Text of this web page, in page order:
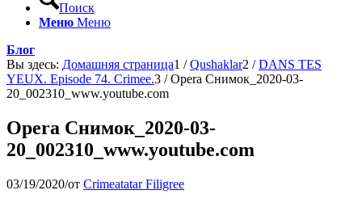
Поиск
Меню Меню
Блог
Вы здесь: Домашняя страница1 / Qushaklar2 / DANS TES
YEUX. Episode 74. Crimee.3 / Opera Снимок_2020-03-
20_002310_www.youtube.com
Opera Снимок_2020-03-
20_002310_www.youtube.com
03/19/2020/от Crimeatatar Filigree